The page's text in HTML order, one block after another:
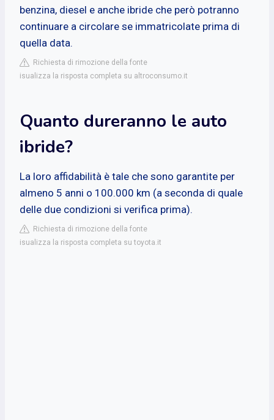
benzina, diesel e anche ibride che però potranno
continuare a circolare se immatricolate prima di
quella data.
Richiesta di rimozione della fonte
isualizza la risposta completa su altroconsumo.it
Quanto dureranno le auto
ibride?
La loro affidabilità è tale che sono garantite per
almeno 5 anni o 100.000 km (a seconda di quale
delle due condizioni si verifica prima).
Richiesta di rimozione della fonte
isualizza la risposta completa su toyota.it